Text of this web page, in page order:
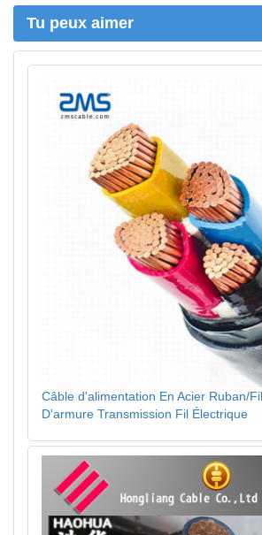
r
Tu peux aimer
Câble d'alimentation En Acier Ruban/
D'armure Transmission Fil Électrique